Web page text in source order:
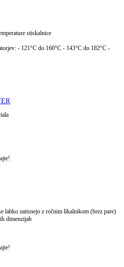
stiskalnice
- 121°C do 160°C - 143°C do 182°C -
lahko zatisnejo z ročnim likalnikom (brez pare)
dimenzijah